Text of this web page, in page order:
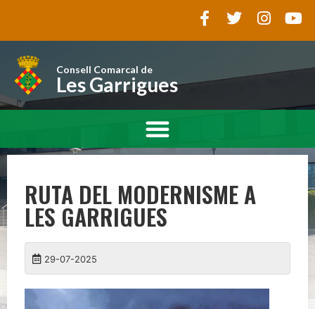
Consell Comarcal de
Les Garrigues
RUTA DEL MODERNISME A
LES GARRIGUES
29-07-2025